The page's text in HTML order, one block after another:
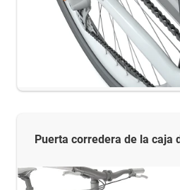
Puerta corredera de la caja